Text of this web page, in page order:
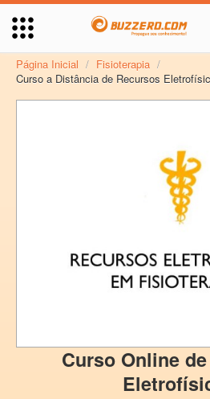
Página Inicial / Fisioterapia /
Curso a Distância de Recursos
Curso Online